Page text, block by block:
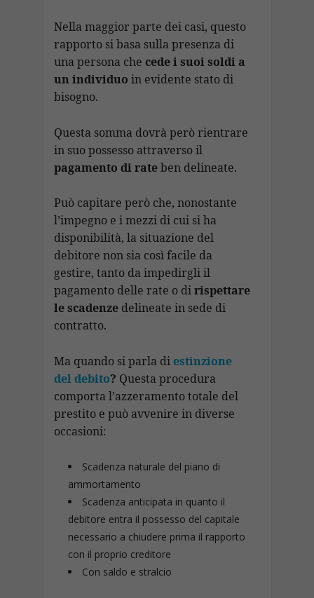
Nella maggior parte dei casi, questo
rapporto si basa sulla presenza di
una persona che cede i suoi soldi a
un individuo in evidente stato di
bisogno.
Questa somma dovrà però rientrare
in suo possesso attraverso il
pagamento di rateben delineate.
Può capitare però che, nonostante
l’impegno e i mezzi di cui si ha
disponibilità, la situazione del
debitore non sia così facile da
gestire, tanto da impedirgli il
pagamento delle rate o dirispettare
le scadenzedelineate in sede di
contratto.
Ma quando si parla diestinzione
del debito? Questa procedura
comporta l’azzeramento totale del
prestito e può avvenire in diverse
occasioni:
Scadenza naturale del piano di
ammortamento
Scadenza anticipata in quanto il
debitore entra il possesso del capitale
necessario a chiudere prima il rapporto
con il proprio creditore
Con saldo e stralcio